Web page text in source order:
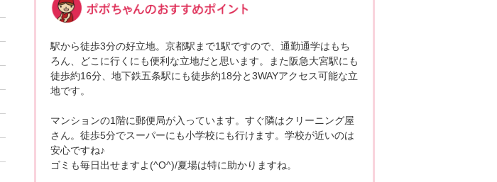
駅から徒歩3分の好立地。京都駅まで1駅ですので、通勤通学はもち
ろん、どこに行くにも便利な立地だと思います。また阪急大宮駅にも
徒歩約16分、地下鉄五条駅にも徒歩約18分と3WAYアクセス可能な立
地です。
マンションの1階に郵便局が入っています。すぐ隣はクリーニング屋
さん。徒歩5分でスーパーにも小学校にも行けます。学校が近いのは
安心ですね♪
ゴミも毎日出せますよ(^O^)/夏場は特に助かりますね。